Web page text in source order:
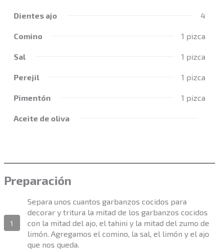
Dientes ajo 4
Comino 1 pizca
Sal 1 pizca
Perejil 1 pizca
Pimentón 1 pizca
Aceite de oliva
Preparación
1
Separa unos cuantos garbanzos cocidos para
decorar y tritura la mitad de los garbanzos cocidos
con la mitad del ajo, el tahini y la mitad del zumo de
limón. Agregamos el comino, la sal, el limón y el ajo
que nos queda.